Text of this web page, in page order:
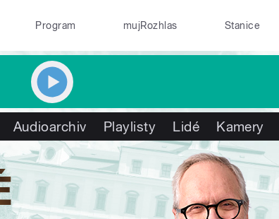
Program mujRozhlas Stanice
Audioarchiv Playlisty Lidé Kamery